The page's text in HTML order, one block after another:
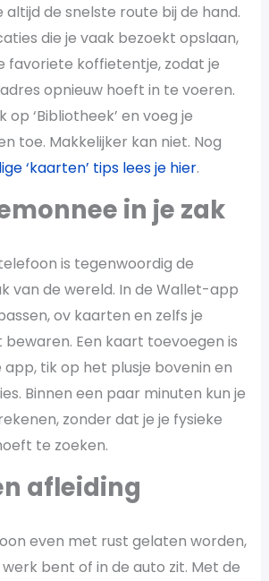
altijd de snelste route bij de hand.
die je vaak bezoekt opslaan,
favoriete koffietentje, zodat je
opnieuw hoeft in te voeren.
op ‘Bibliotheek’ en voeg je
toe. Makkelijker kan niet. Nog
‘kaarten’ tips lees je hier.
in je zak
is tegenwoordig de
van de wereld. In de Wallet-app
ov kaarten en zelfs je
Een kaart toevoegen is
app, tik op het plusje bovenin en
Binnen een paar minuten kun je
zonder dat je je fysieke
te zoeken.
afleiding
even met rust gelaten worden,
bent of in de auto zit. Met de